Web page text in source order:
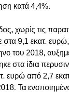
κατά 4,4%.
χωρίς τις
στα 9,1 εκατ.
του 2018,
στα ίδια
ευρώ από 2,7
Τα